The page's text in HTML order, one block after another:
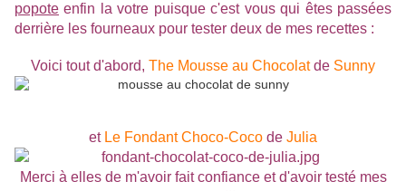
popote enfin la votre puisque c'est vous qui êtes passées
derrière les fourneaux pour tester deux de mes recettes :
Voici tout d'abord, The Mousse au Chocolatde Sunny
et Le Fondant Choco-Coco de Julia
Merci à elles de m'avoir fait confiance et d'avoir testé mes